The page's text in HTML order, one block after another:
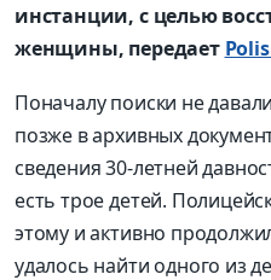
инстанции, с целью
женщины, передает
Поначалу поиски не
позже в архивных
сведения 30-летней
есть трое детей.
этому и активно
удалось найти одного из